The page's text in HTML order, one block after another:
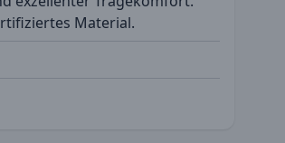
Material.